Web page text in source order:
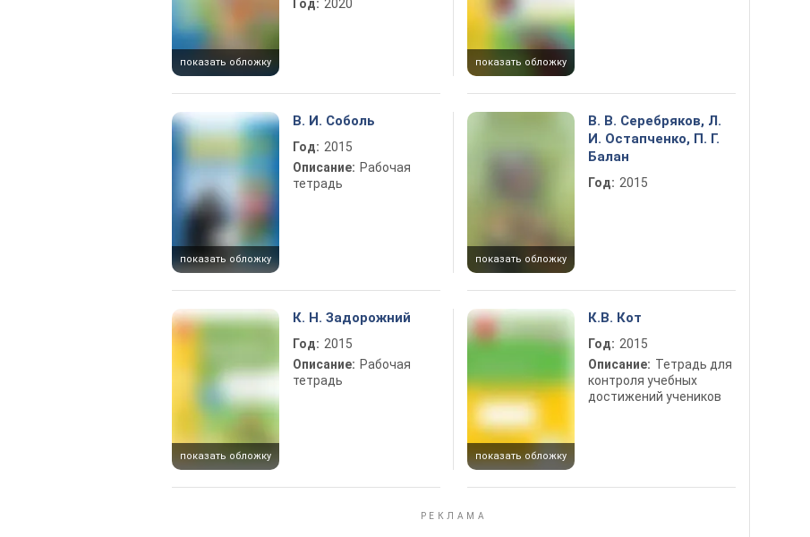
показать обложку
Год: 2020
показать обложку
показать обложку
В. И. Соболь
Год: 2015
Описание: Рабочая
тетрадь
показать обложку
В. В. Серебряков, Л.
И. Остапченко, П. Г.
Балан
Год: 2015
показать обложку
К. Н. Задорожний
Год: 2015
Описание: Рабочая
тетрадь
показать обложку
К.В. Кот
Год: 2015
Описание: Тетрадь для
контроля учебных
достижений учеников